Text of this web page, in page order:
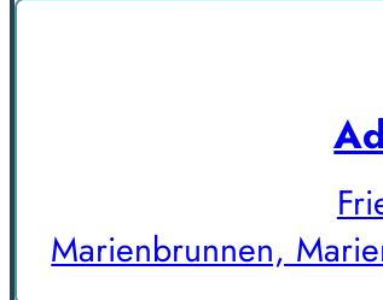
Marienbrunnen,